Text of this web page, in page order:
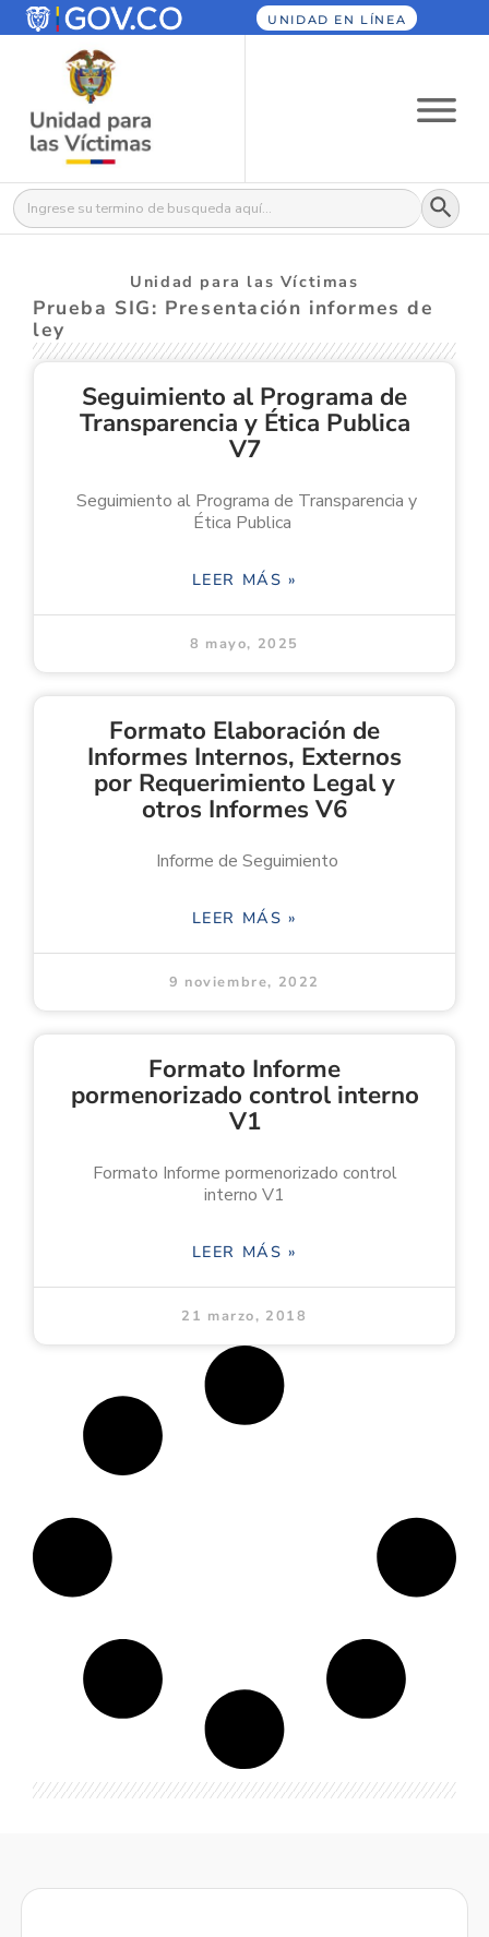
UNIDAD EN LÍNEA
Buscar: Botón
Unidad para las Víctimas
Prueba SIG: Presentación informes de
ley
Seguimiento al Programa de
Transparencia y Ética Publica
V7
Seguimiento al Programa de Transparencia y
Ética Publica
LEER MÁS »
8 mayo, 2025
Formato Elaboración de
Informes Internos, Externos
por Requerimiento Legal y
otros Informes V6
Informe de Seguimiento
LEER MÁS »
9 noviembre, 2022
Formato Informe
pormenorizado control interno
V1
Formato Informe pormenorizado control
interno V1
LEER MÁS »
21 marzo, 2018